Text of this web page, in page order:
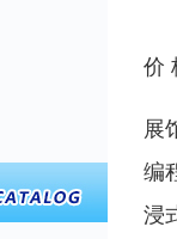
价
展
编
浸